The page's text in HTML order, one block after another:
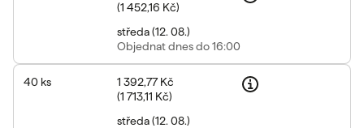
(1 452,16 Kč)
středa(12. 08.)
Objednatdnes do 16:00
40 ks
1 392,77 Kč
(1 713,11 Kč)
středa(12. 08.)